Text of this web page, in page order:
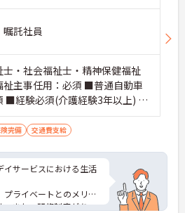
託社員
・社会福祉士・精神保健福祉
祉主事任用：必須 ■普通自動車
■経験必須(介護経験3年以上) ■
能
完備 交通費支給
イサービスにおける生活
プライベートとのメリハ
。また、研修制度があ